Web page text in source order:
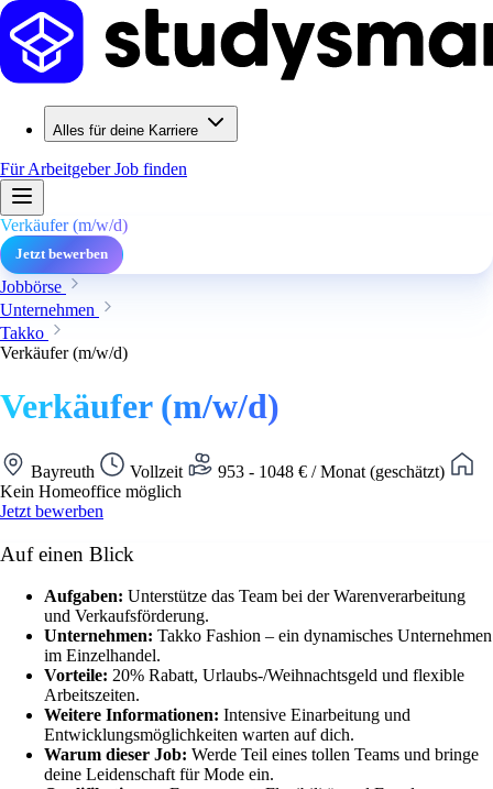
Alles für deine Karriere
Für ArbeitgeberJob finden
Verkäufer (m/w/d)
Jetzt bewerben
Jobbörse
Unternehmen
Takko
Verkäufer (m/w/d)
Verkäufer (m/w/d)
Bayreuth Vollzeit
953 - 1048 € / Monat (geschätzt)
Kein Homeoffice möglich
Jetzt bewerben
Auf einen Blick
Aufgaben: Unterstütze das Team bei der Warenverarbeitung
und Verkaufsförderung.
Unternehmen: Takko Fashion – ein dynamisches Unternehmen
im Einzelhandel.
Vorteile: 20% Rabatt, Urlaubs-/Weihnachtsgeld und flexible
Arbeitszeiten.
Weitere Informationen: Intensive Einarbeitung und
Entwicklungsmöglichkeiten warten auf dich.
Warum dieser Job: Werde Teil eines tollen Teams und bringe
deine Leidenschaft für Mode ein.